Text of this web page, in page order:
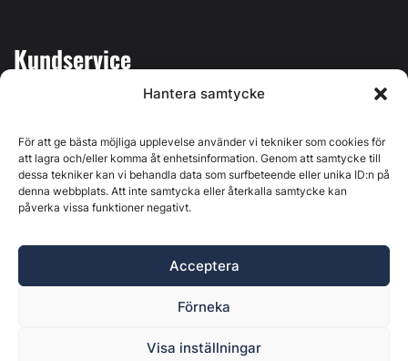
Hantera samtycke
För att ge bästa möjliga upplevelse använder vi tekniker som cookies för
att lagra och/eller komma åt enhetsinformation. Genom att samtycke till
dessa tekniker kan vi behandla data som surfbeteende eller unika ID:n på
denna webbplats. Att inte samtycka eller återkalla samtycke kan
påverka vissa funktioner negativt.
Acceptera
Förneka
Visa inställningar
Kundservice
Kontakta oss
Östernäsvägen 1, 827 32 Ljusdal, org.nr: 556625-6425 -
Ansvarig utgivare: Henrik Ekberg. Innehållet på denna
webbplats är upphovsrättsligt skyddat. Ange källa vid citering.
Byggvärlden är en del avMarknadsdatagruppen
Policy för datahantering, integritet och cookies